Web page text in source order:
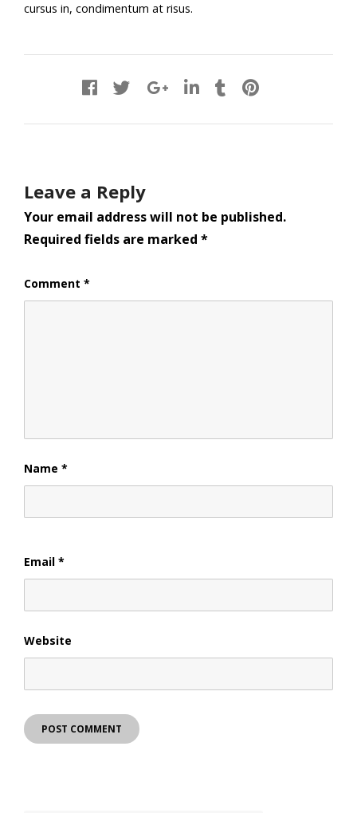
cursus in, condimentum at risus.
Leave a Reply
Your email address will not be published.
Required fields are marked *
Comment *
Name *
Email *
Website